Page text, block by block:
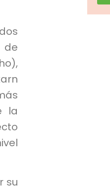
de
la
su